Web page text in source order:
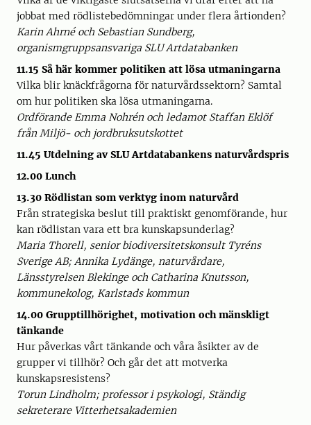
jobbat med rödlistebedömningar under flera årtionden?
Karin Ahrné och Sebastian Sundberg,
organismgruppsansvariga SLU Artdatabanken
11.15 Så här kommer politiken att lösa utmaningarna
Vilka blir knäckfrågorna för naturvårdssektorn? Samtal
om hur politiken ska lösa utmaningarna.
Ordförande Emma Nohrén och ledamot Staffan Eklöf
från Miljö- och jordbruksutskottet
11.45 Utdelning av SLU Artdatabankens naturvårdspris
12.00 Lunch
13.30 Rödlistan som verktyg inom naturvård
Från strategiska beslut till praktiskt genomförande, hur
kan rödlistan vara ett bra kunskapsunderlag?
Maria Thorell, senior biodiversitetskonsult Tyréns
Sverige AB; Annika Lydänge, naturvårdare,
Länsstyrelsen Blekinge och Catharina Knutsson,
kommunekolog, Karlstads kommun
14.00 Grupptillhörighet, motivation och mänskligt
tänkande
Hur påverkas vårt tänkande och våra åsikter av de
grupper vi tillhör? Och går det att motverka
kunskapsresistens?
Torun Lindholm; professor i psykologi, Ständig
sekreterare Vitterhetsakademien